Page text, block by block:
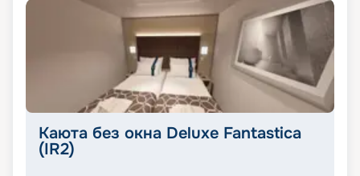
Каюта без окна Deluxe Fantastica
(IR2)